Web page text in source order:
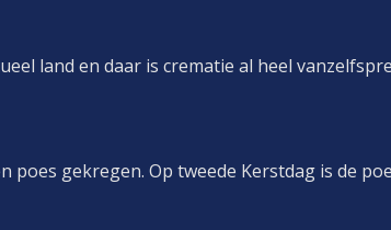
land en daar is crematie al heel
poes gekregen. Op tweede Kerstdag is de